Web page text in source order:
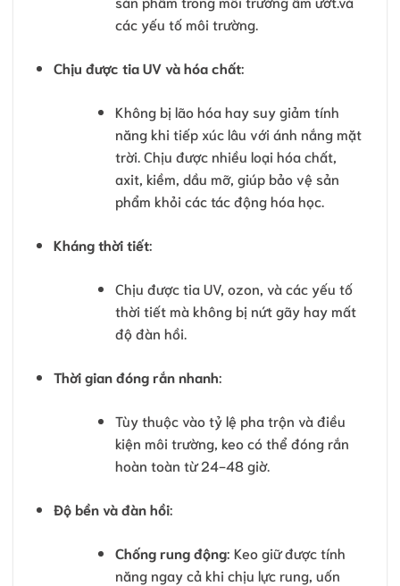
các yếu tố môi trường.
Chịu được tia UV và hóa chất:
Không bị lão hóa hay suy giảm tính
năng khi tiếp xúc lâu với ánh nắng mặt
trời. Chịu được nhiều loại hóa chất,
axit, kiềm, dầu mỡ, giúp bảo vệ sản
phẩm khỏi các tác động hóa học.
Kháng thời tiết:
Chịu được tia UV, ozon, và các yếu tố
thời tiết mà không bị nứt gãy hay mất
độ đàn hồi.
Thời gian đóng rắn nhanh:
Tùy thuộc vào tỷ lệ pha trộn và điều
kiện môi trường, keo có thể đóng rắn
hoàn toàn từ 24-48 giờ.
Độ bền và đàn hồi:
Chống rung động: Keo giữ được tính
năng ngay cả khi chịu lực rung, uốn